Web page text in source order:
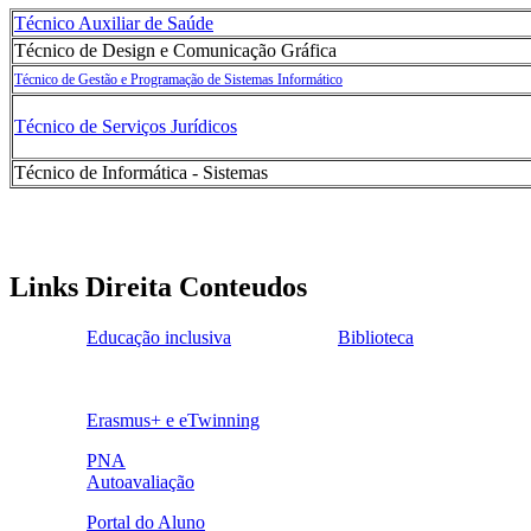
Técnico Auxiliar de Saúde
Técnico de Design e Comunicação Gráfica
Técnico de Gestão e Programação de Sistemas Informático
Técnico de Serviços Jurídicos
Técnico de Informática - Sistemas
Links Direita Conteudos
Educação inclusiva Biblioteca
ue.png.png
Erasmus+ e eTwinning
pna.png
PNA
eye-42848_640.png
Autoavaliação
Portal do Aluno